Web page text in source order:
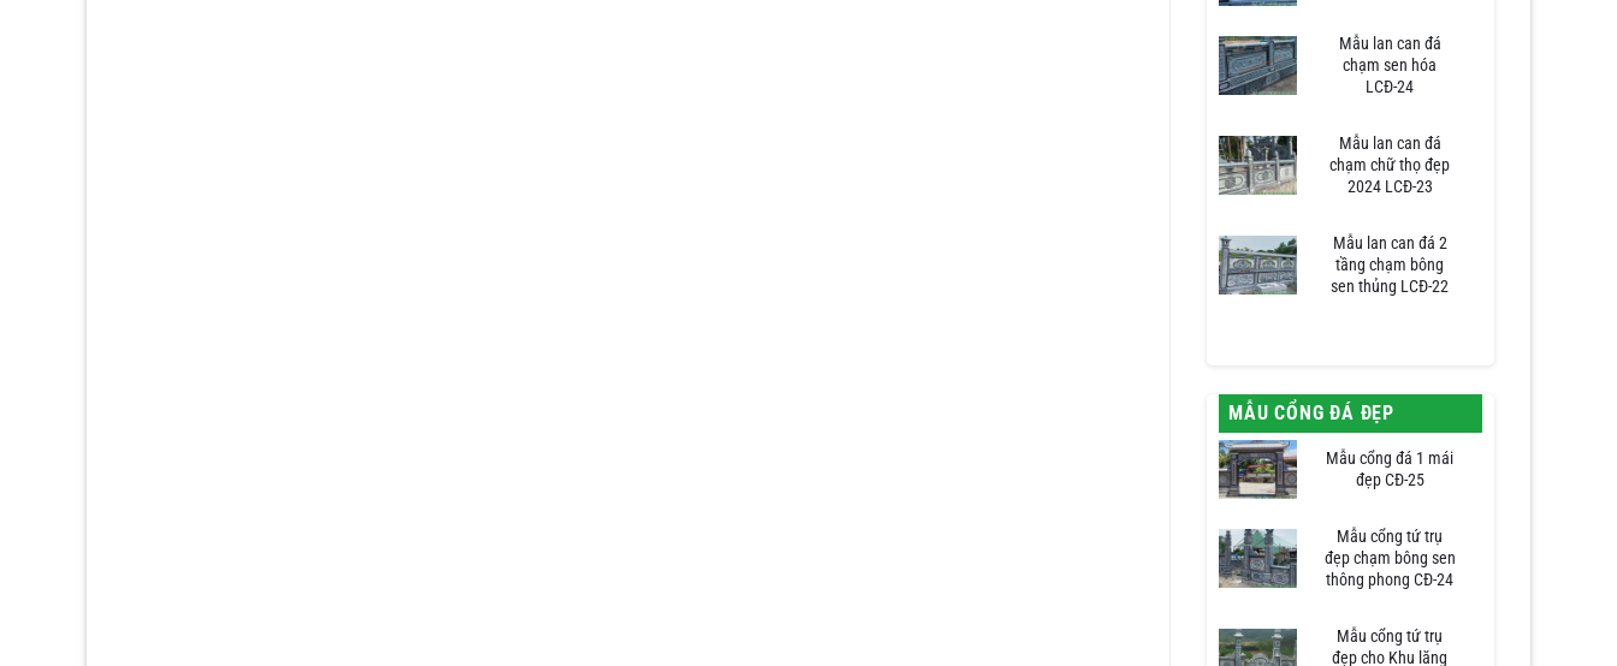
Mẫu lan can đá
chạm sen hóa
LCĐ-24
Mẫu lan can đá
chạm chữ thọ đẹp
2024 LCĐ-23
Mẫu lan can đá 2
tầng chạm bông
sen thủng LCĐ-22
MẪU CỔNG ĐÁ ĐẸP
Mẫu cổng đá 1 mái
đẹp CĐ-25
Mẫu cổng tứ trụ
đẹp chạm bông sen
thông phong CĐ-24
Mẫu cổng tứ trụ
đẹp cho Khu lăng